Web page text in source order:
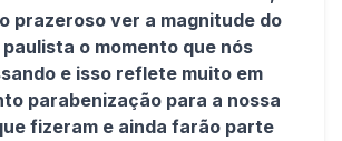
prazeroso ver a magnitude do
o momento que nós
e isso reflete muito em
parabenização para a nossa
fizeram e ainda farão parte